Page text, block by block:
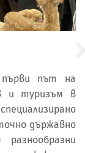
първи път на
и туризъм в
държавно